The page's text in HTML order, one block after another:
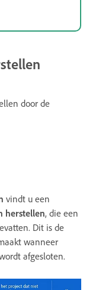
door de
vindt u een
herstellen, die een
Dit is de
wanneer
afgesloten.